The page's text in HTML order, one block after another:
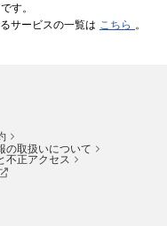
す。
サービスの一覧は こちら 。
の取扱いについて
不正アクセス